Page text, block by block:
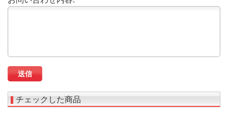
チェックした商品